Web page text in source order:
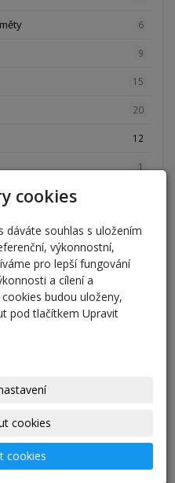
6
9
15
20
12
1
perle
hodiny
cookies
dáváte souhlas s uložením
výkonnostní,
pro lepší fungování
a cílení a
budou uloženy,
pod tlačítkem Upravit
cookies
cookies